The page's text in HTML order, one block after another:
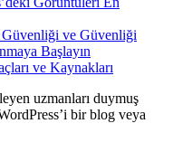
ve Güvenliği
Başlayın
ve Kaynakları
uzmanları duymuş
bir blog veya